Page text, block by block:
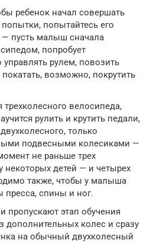
ребенок начал совершать
попытайтесь его
— пусть малыш сначала
попробует
управлять рулем, повозить
покатать, возможно, покрутить
велосипеда,
рулить и крутить педали,
только
подвесными колесиками —
не раньше трех
некоторых детей — и четырех
также, чтобы у малыша
спины и ног.
пропускают этап обучения
дополнительных колес и сразу
на обычный двухколесный